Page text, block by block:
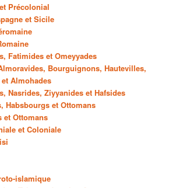
Précolonial
et Sicile
Fatimides et Omeyyades
Bourguignons, Hautevilles,
Almohades
Nasrides, Ziyyanides et Hafsides
Habsbourgs et Ottomans
et Ottomans
et Coloniale
islamique